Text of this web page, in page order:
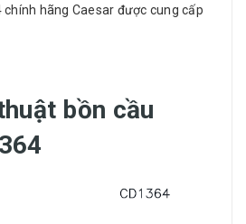
chính hãng Caesar được cung cấp
bồn cầu